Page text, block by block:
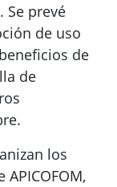
Se prevé
de uso
de
de
los